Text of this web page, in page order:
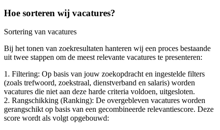
Hoe sorteren wij vacatures?
Sortering van vacatures
Bij het tonen van zoekresultaten hanteren wij een proces bestaande
uit twee stappen om de meest relevante vacatures te presenteren:
1. Filtering: Op basis van jouw zoekopdracht en ingestelde filters
(zoals trefwoord, zoekstraal, dienstverband en salaris) worden
vacatures die niet aan deze harde criteria voldoen, uitgesloten.
2. Rangschikking (Ranking): De overgebleven vacatures worden
gerangschikt op basis van een gecombineerde relevantiescore. Deze
score wordt als volgt opgebouwd: